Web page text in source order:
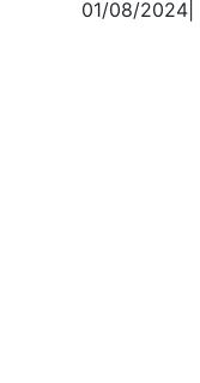
01/08/2024|